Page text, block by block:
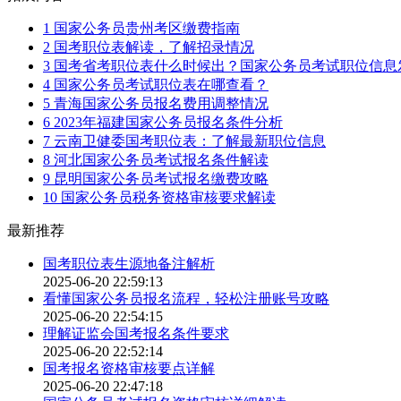
1 国家公务员贵州考区缴费指南
2 国考职位表解读，了解招录情况
3 国考省考职位表什么时候出？国家公务员考试职位信
4 国家公务员考试职位表在哪查看？
5 青海国家公务员报名费用调整情况
6 2023年福建国家公务员报名条件分析
7 云南卫健委国考职位表：了解最新职位信息
8 河北国家公务员考试报名条件解读
9 昆明国家公务员考试报名缴费攻略
10 国家公务员税务资格审核要求解读
最新推荐
国考职位表生源地备注解析
2025-06-20 22:59:13
看懂国家公务员报名流程，轻松注册账号攻略
2025-06-20 22:54:15
理解证监会国考报名条件要求
2025-06-20 22:52:14
国考报名资格审核要点详解
2025-06-20 22:47:18